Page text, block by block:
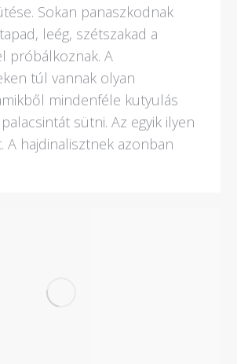
Sokan panaszkodnak
leég, szétszakad a
próbálkoznak. A
túl vannak olyan
mindenféle kutyulás
sütni. Az egyik ilyen
A hajdinalisztnek azonban